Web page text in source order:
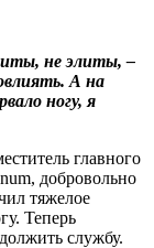
не элиты, –
А на
ногу, я
главного
добровольно
тяжелое
Теперь
службу.